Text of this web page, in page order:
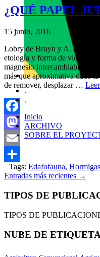
.
.
Inicio
ARCHIVO
SOBRE EL
¿QUÉ PAPEL
15 junio, 2016
Lobry de Bruyn y A. J.
etología y forma de vida
magnesio intercambiable que
más que aproximativa dada
de remover, desplazar …
Facebook
Mastodon
Email
Compartir
Tags: Edafofauna, Hormigas
Entradas más recientes →
TIPOS DE
TIPOS DE
NUBE DE